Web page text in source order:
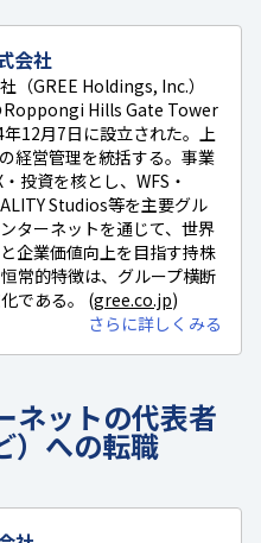
会社
（GREE Holdings, Inc.）
Roppongi Hills Gate Tower
12月7日に設立された。上
経営管理を統括する。事業
投資を核とし、WFS・
Studios等を主要グル
ターネットを通じて、世界
企業価値向上を目指す持株
常的特徴は、グループ横断
である。 (gree.co.jp)
さらに詳しくみる
ネットの代表者
）への転職